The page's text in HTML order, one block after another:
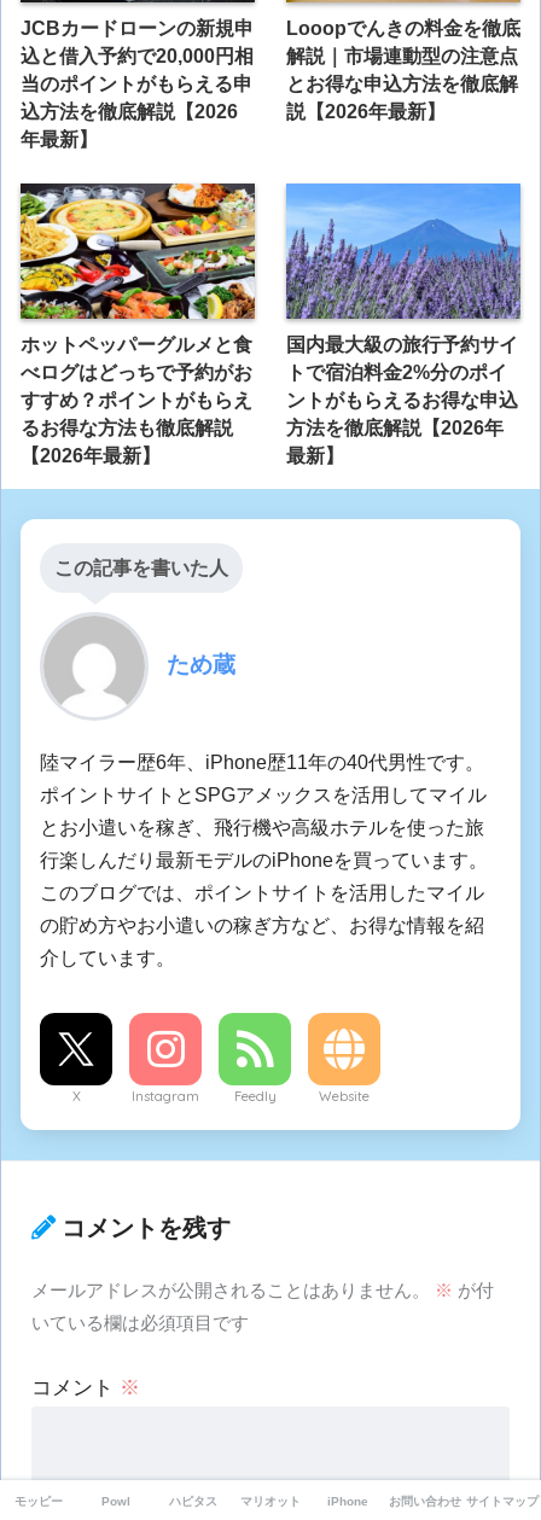
JCBカードローンの新規申
込と借入予約で20,000円相
当のポイントがもらえる申
込方法を徹底解説【2026
年最新】
Looopでんきの料金を徹底
解説｜市場連動型の注意点
とお得な申込方法を徹底解
説【2026年最新】
ホットペッパーグルメと食
べログはどっちで予約がお
すすめ？ポイントがもらえ
るお得な方法も徹底解説
【2026年最新】
国内最大級の旅行予約サイ
トで宿泊料金2%分のポイ
ントがもらえるお得な申込
方法を徹底解説【2026年
最新】
この記事を書いた人
ため蔵
陸マイラー歴6年、iPhone歴11年の40代男性です。
ポイントサイトとSPGアメックスを活用してマイル
とお小遣いを稼ぎ、飛行機や高級ホテルを使った旅
行楽しんだり最新モデルのiPhoneを買っています。
このブログでは、ポイントサイトを活用したマイル
の貯め方やお小遣いの稼ぎ方など、お得な情報を紹
介しています。
X Instagram Feedly Website
コメントを残す
メールアドレスが公開されることはありません。 ※ が付
いている欄は必須項目です
コメント ※
モッピー Powl ハピタス マリオット iPhone お問い合わせ サイトマップ